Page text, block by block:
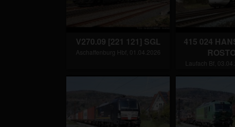
V270.09 [221 121] SGL
Aschaffenburg Hbf, 01.04.2026
415 024
Laufach Bf,